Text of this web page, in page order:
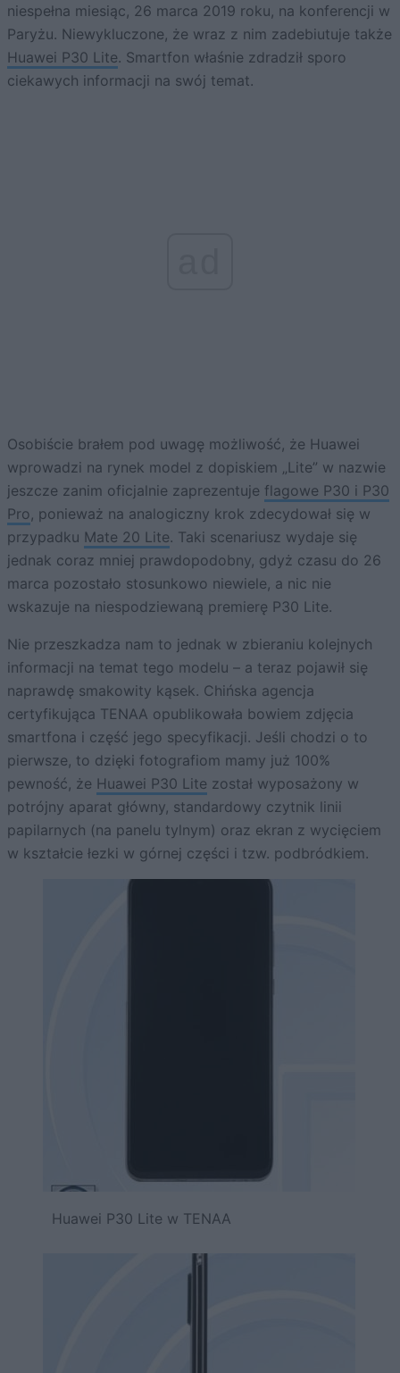
niespełna miesiąc, 26 marca 2019 roku, na konferencji w
Paryżu. Niewykluczone, że wraz z nim zadebiutuje także
Huawei P30 Lite. Smartfon właśnie zdradził sporo
ciekawych informacji na swój temat.
Osobiście brałem pod uwagę możliwość, że Huawei
wprowadzi na rynek model z dopiskiem „Lite” w nazwie
jeszcze zanim oficjalnie zaprezentuje flagowe P30 i P30
Pro, ponieważ na analogiczny krok zdecydował się w
przypadku Mate 20 Lite. Taki scenariusz wydaje się
jednak coraz mniej prawdopodobny, gdyż czasu do 26
marca pozostało stosunkowo niewiele, a nic nie
wskazuje na niespodziewaną premierę P30 Lite.
Nie przeszkadza nam to jednak w zbieraniu kolejnych
informacji na temat tego modelu – a teraz pojawił się
naprawdę smakowity kąsek. Chińska agencja
certyfikująca TENAA opublikowała bowiem zdjęcia
smartfona i część jego specyfikacji. Jeśli chodzi o to
pierwsze, to dzięki fotografiom mamy już 100%
pewność, że Huawei P30 Lite został wyposażony w
potrójny aparat główny, standardowy czytnik linii
papilarnych (na panelu tylnym) oraz ekran z wycięciem
w kształcie łezki w górnej części i tzw. podbródkiem.
Huawei P30 Lite w TENAA